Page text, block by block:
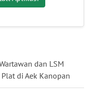
dan LSM
di Aek Kanopan